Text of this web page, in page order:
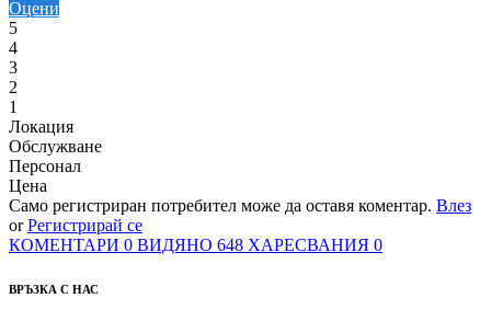
Оцени
5
4
3
2
1
Локация
Обслужване
Персонал
Цена
Само регистриран потребител може да оставя коментар. Влез
orРегистрирай се
КОМЕНТАРИ 0 ВИДЯНО 648 ХАРЕСВАНИЯ 0
ВРЪЗКА С НАС